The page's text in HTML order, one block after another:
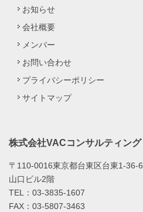
お知らせ
会社概要
メンバー
お問い合わせ
プライバシーポリシー
サイトマップ
株式会社VACコンサルティング
〒110-0016東京都台東区台東1-36-6
山口ビル2階
TEL：03-3835-1607
FAX：03-5807-3463